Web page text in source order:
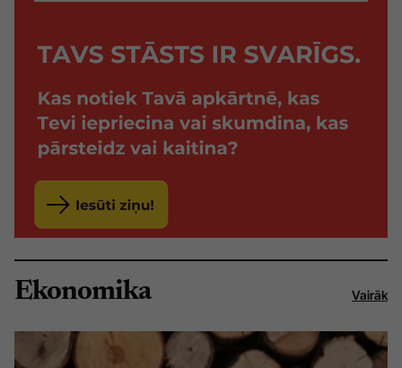
Ekonomika Vairāk